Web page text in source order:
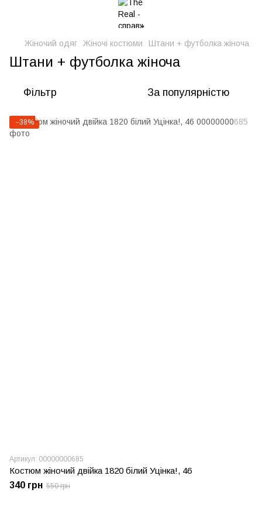
Жіночий одяг Жіночі костюми Штани + футболка жіноча
Штани + футболка жіноча
Фільтр За популярністю
−38%
Артикул: 00000000685
Костюм жіночий двійка 1820 білий Уцінка!, 46
340 грн 550 грн